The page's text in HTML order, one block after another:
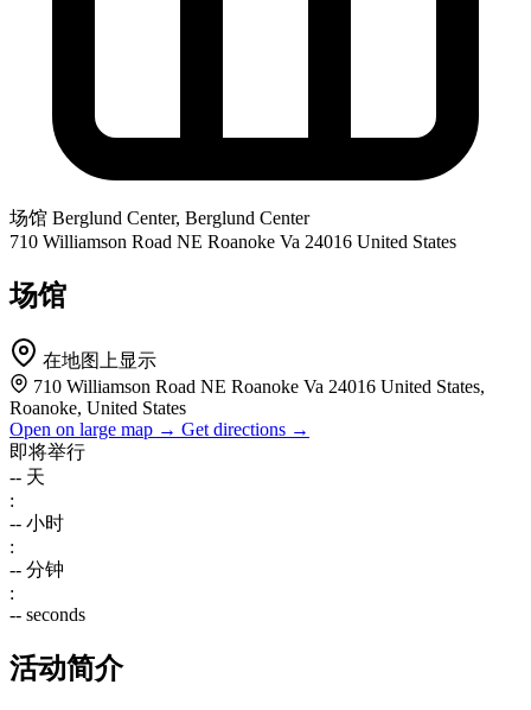
场馆 Berglund Center, Berglund Center
710 Williamson Road NE Roanoke Va 24016 United States
场馆
在地图上显示
710 Williamson Road NE Roanoke Va 24016 United States,
Roanoke, United States
Open on large map → Get directions →
即将举行
-- 天
:
-- 小时
:
-- 分钟
:
-- seconds
活动简介